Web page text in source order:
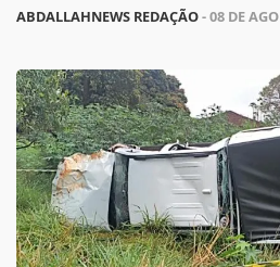
ABDALLAHNEWS REDAÇÃO- 08 DE AGO